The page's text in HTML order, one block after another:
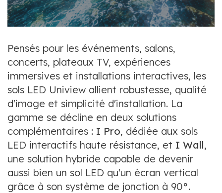
Pensés pour les événements, salons,
concerts, plateaux TV, expériences
immersives et installations interactives, les
sols LED Uniview allient robustesse, qualité
d'image et simplicité d'installation. La
gamme se décline en deux solutions
complémentaires : I Pro, dédiée aux sols
LED interactifs haute résistance, et I Wall,
une solution hybride capable de devenir
aussi bien un sol LED qu'un écran vertical
grâce à son système de jonction à 90°.